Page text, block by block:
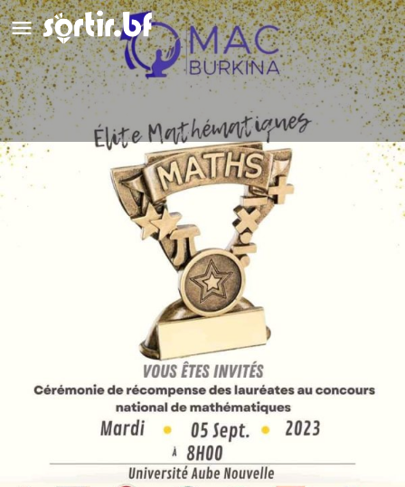
Elites Mathématiques
Avis 0
Ajouter aux favoris
Cérémonie de récompense des lauréates au concours
national de mathématiques.
Prochaines dates